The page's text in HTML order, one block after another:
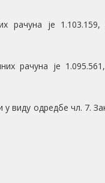
рачуна је
рачуна је
одредбе чл. 7.